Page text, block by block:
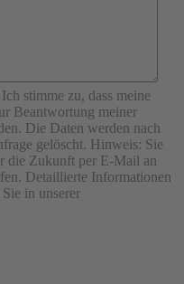
Ich stimme zu, dass meine
Beantwortung meiner
Die Daten werden nach
gelöscht. Hinweis: Sie
die Zukunft per E-Mail an
Detaillierte Informationen
in unserer